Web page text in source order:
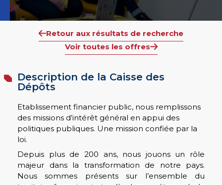
Retour aux résultats de recherche
Voir toutes les offres
Description de la Caisse des
Dépôts
Etablissement financier public, nous remplissons
des missions d’intérêt général en appui des
politiques publiques. Une mission confiée par la
loi.
Depuis plus de 200 ans, nous jouons un rôle
majeur dans la transformation de notre pays.
Nous sommes présents sur l’ensemble du